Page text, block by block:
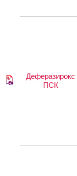
Деферазирокс
ПСК